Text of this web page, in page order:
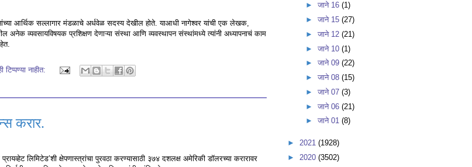
आर्थिक सल्लागार मंडळाचे अर्धवेळ सदस्य देखील होते. याआधी नागेश्वर यांची एक लेखक,
व्यवसायविषयक प्रशिक्षण देणाऱ्या संस्था आणि व्यवस्थापन संस्थांमध्ये त्यांनी अध्यापनाचं काम
टिप्पण्‍या नाहीत:
करार.
लिमिटेड’शी क्षेपणास्त्रांचा पुरवठा करण्यासाठी ३७४ दशलक्ष अमेरिकी डॉलरच्या करारावर
►जाने 16(1)
►जाने 15(27)
►जाने 12(21)
►जाने 10(1)
►जाने 09(22)
►जाने 08(15)
►जाने 07(3)
►जाने 06(21)
►जाने 01(8)
► 2021 (1928)
► 2020 (3502)